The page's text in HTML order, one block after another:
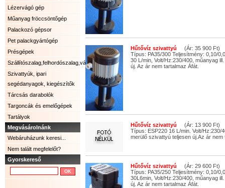
Lézervágó gép
Műanyag fröccsöntőgép
Palackozó gépsor
Pet palackgyártógép
Présgépek
Szállítószalag,felhordószalag,válogatószalag.
Szivattyúk, ipari
segédanyagok, kiegészítők
Tárcsás darabolók
Targoncák és emelőgépek
Tartályok
Megvásárolnánk
Webáruházunk keresi...
Nem talált megfelelőt?
Gyorskereső
Hűtővíz szivattyú (Ár: 35 900 Ft)
Típus: PA35/300 Teljesítmény: 0,10/
30 L/min, Volt/Hz:230/400, műanyag
új. Az ár nem tartalmaz Áfát.
Hűtővíz szivattyú (Ár: 13 900 Ft)
Típus: ESP220 16 L/min. Volt/Hz:230/
merülő szivattyú teljesen új.Az ár nem
Hűtővíz szivattyú
(Ár: 29 600 Ft)
Típus: PA35/250 Teljesítmény: 0,10/
30L6min, Volt/Hz:230/400, műanyag
új. Az ár nem tartalmaz Áfát.